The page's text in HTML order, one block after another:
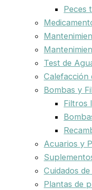
Peces
Test de
Calefacción
Bombas y
Filtros
Acuarios y
Cuidados
Plantas de